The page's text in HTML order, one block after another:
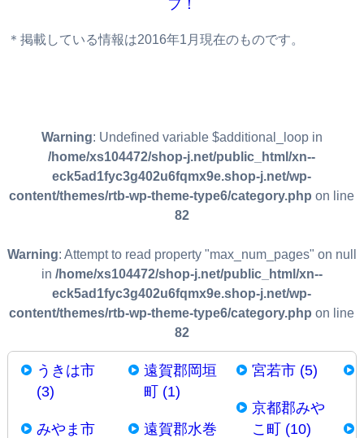
フ！
＊掲載している情報は2016年1月現在のものです。
Warning: Undefined variable $additional_loop in
/home/xs104472/shop-j.net/public_html/xn--
eck5ad1fyc3g402u6fqmx9e.shop-j.net/wp-
content/themes/rtb-wp-theme-type6/category.php on line
82
Warning: Attempt to read property "max_num_pages" on null
in /home/xs104472/shop-j.net/public_html/xn--
eck5ad1fyc3g402u6fqmx9e.shop-j.net/wp-
content/themes/rtb-wp-theme-type6/category.php on line
82
うきは市
(3)
みやま市
遠賀郡岡垣
町 (1)
遠賀郡水巻
宮若市 (5)
京都郡みや
こ町 (10)